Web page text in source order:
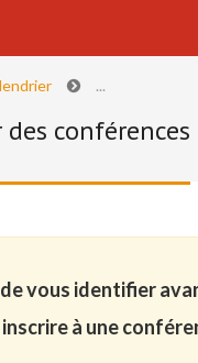
...
conférences
vous identifier
inscrire à une